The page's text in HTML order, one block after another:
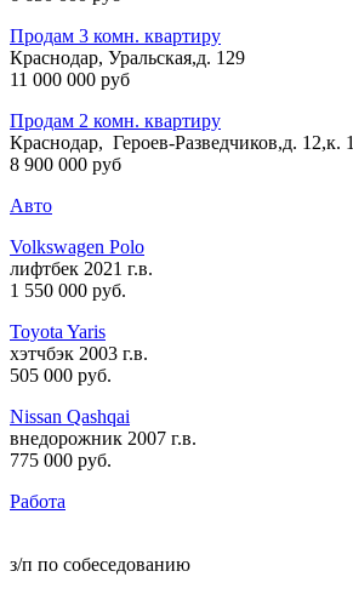
Продам 3 комн. квартиру
Краснодар, Уральская,д. 129
11 000 000 руб
Продам 2 комн. квартиру
Краснодар, Героев-Разведчиков,д. 12,к. 1
8 900 000 руб
Авто
Volkswagen Polo
лифтбек 2021 г.в.
1 550 000 руб.
Toyota Yaris
хэтчбэк 2003 г.в.
505 000 руб.
Nissan Qashqai
внедорожник 2007 г.в.
775 000 руб.
Работа
з/п по собеседованию